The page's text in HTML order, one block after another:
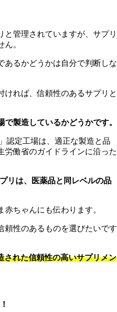
と管理されていますが、サプリ
。
あるかどうかは自分で判断しな
ければ、信頼性のあるサプリと
製造しているかどうかです。
認定工場は、適正な製造と品
労働省のガイドラインに沿った
リは、医薬品と同レベルの品
ちゃんにも伝わります。
頼性のあるものを選びたいです
された信頼性の高いサプリメン